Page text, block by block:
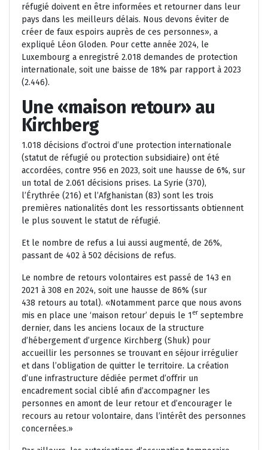
réfugié doivent en être informées et retourner dans leur
pays dans les meilleurs délais. Nous devons éviter de
créer de faux espoirs auprès de ces personnes», a
expliqué Léon Gloden. Pour cette année 2024, le
Luxembourg a enregistré 2.018 demandes de protection
internationale, soit une baisse de 18% par rapport à 2023
(2.446).
Une «maison retour» au
Kirchberg
1.018 décisions d’octroi d’une protection internationale
(statut de réfugié ou protection subsidiaire) ont été
accordées, contre 956 en 2023, soit une hausse de 6%, sur
un total de 2.061 décisions prises. La Syrie (370),
l’Érythrée (216) et l’Afghanistan (83) sont les trois
premières nationalités dont les ressortissants obtiennent
le plus souvent le statut de réfugié.
Et le nombre de refus a lui aussi augmenté, de 26%,
passant de 402 à 502 décisions de refus.
Le nombre de retours volontaires est passé de 143 en
2021 à 308 en 2024, soit une hausse de 86% (sur
438 retours au total). «Notamment parce que nous avons
mis en place une ‘maison retour’ depuis le 1er septembre
dernier, dans les anciens locaux de la structure
d’hébergement d’urgence Kirchberg (Shuk) pour
accueillir les personnes se trouvant en séjour irrégulier
et dans l’obligation de quitter le territoire. La création
d’une infrastructure dédiée permet d’offrir un
encadrement social ciblé afin d’accompagner les
personnes en amont de leur retour et d’encourager le
recours au retour volontaire, dans l’intérêt des personnes
concernées.»